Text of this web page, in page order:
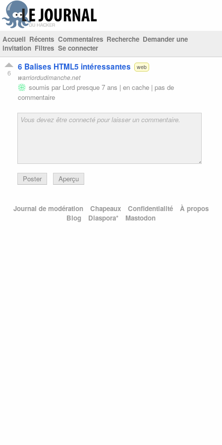
Accueil Récents Commentaires Recherche Demander une
invitation Filtres Se connecter
6
6 Balises HTML5 intéressantes web
warriordudimanche.net
soumis par Lord presque 7 ans | en cache | pas de
commentaire
Poster Aperçu
Journal de modération Chapeaux Confidentialité
À propos
Blog
Diaspora* Mastodon